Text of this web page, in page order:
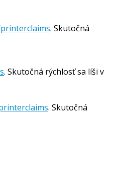
. Skutočná
. Skutočná rýchlosť sa líši v
. Skutočná